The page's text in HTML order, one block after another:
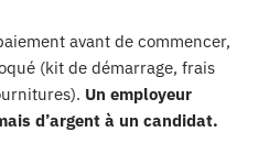
avant de commencer,
(kit de démarrage, frais
Un employeur
d’argent à un candidat.